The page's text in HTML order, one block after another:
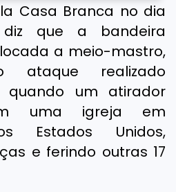
Casa Branca no dia
que a bandeira
a meio-mastro,
realizado
quando um atirador
uma igreja em
Estados Unidos,
e ferindo outras 17